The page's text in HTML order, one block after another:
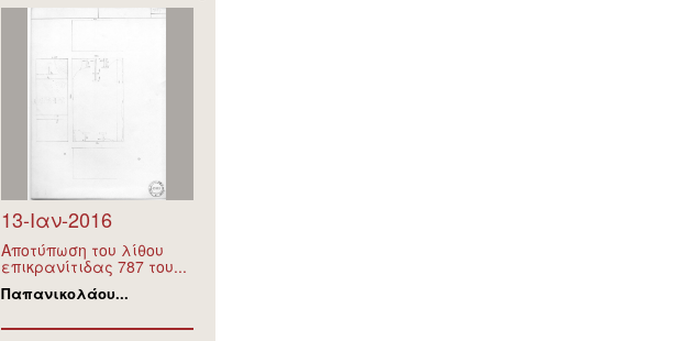
13-Ιαν-2016
Αποτύπωση του λίθου
επικρανίτιδας 787 του...
Παπανικολάου...